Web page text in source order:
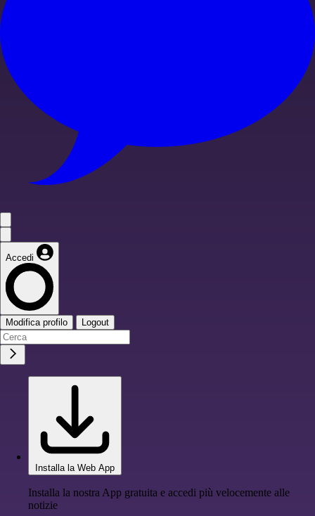
Accedi
Modifica profilo Logout
Installa la Web App
Installa la nostra App gratuita e accedi più velocemente alle
notizie